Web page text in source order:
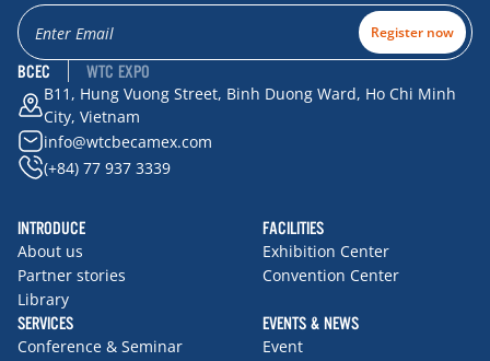
Register now
BCEC WTC EXPO
B11, Hung Vuong Street, Binh Duong Ward, Ho Chi Minh
City, Vietnam
info@wtcbecamex.com
(+84) 77 937 3339
INTRODUCE
About us
Partner stories
Library
FACILITIES
Exhibition Center
Convention Center
SERVICES
Conference & Seminar
EVENTS & NEWS
Event